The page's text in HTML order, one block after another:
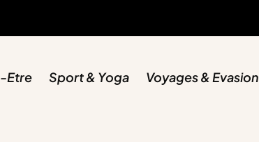
Etre Sport & Yoga Voyages & Evasion